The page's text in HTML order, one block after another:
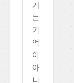
거
는
기
억
이
아
니